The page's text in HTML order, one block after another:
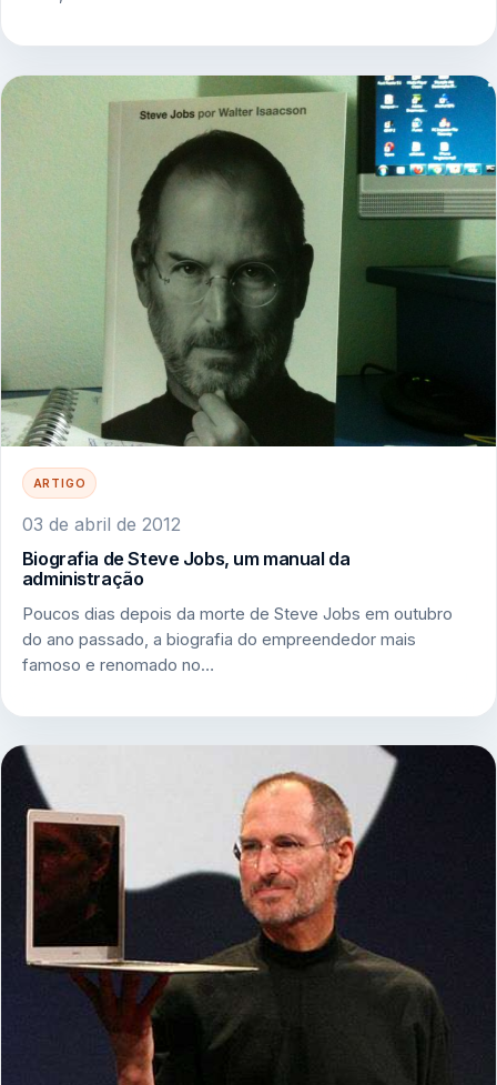
ARTIGO
03 de abril de 2012
Biografia de Steve Jobs, um manual da
administração
Poucos dias depois da morte de Steve Jobs em outubro
do ano passado, a biografia do empreendedor mais
famoso e renomado no…